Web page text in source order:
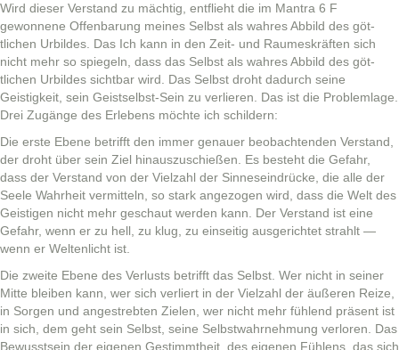
Wird dieser Ver­stand zu mächtig, ent­flieht die im Mantra 6 F
gewonnene Offen­barung meines Selb­st als wahres Abbild des göt­
tlichen Urbildes. Das Ich kann in den Zeit- und Raumeskräften sich
nicht mehr so spiegeln, dass das Selb­st als wahres Abbild des göt­
tlichen Urbildes sicht­bar wird. Das Selb­st dro­ht dadurch seine
Geistigkeit, sein Geist­selb­st-Sein zu ver­lieren. Das ist die Prob­lem­lage.
Drei Zugänge des Erlebens möchte ich schildern:
Die erste Ebene bet­rifft den immer genauer beobach­t­en­den Ver­stand,
der dro­ht über sein Ziel hin­auszuschießen. Es beste­ht die Gefahr,
dass der Ver­stand von der Vielzahl der Sin­ne­sein­drücke, die alle der
Seele Wahrheit ver­mit­teln, so stark ange­zo­gen wird, dass die Welt des
Geisti­gen nicht mehr geschaut wer­den kann. Der Ver­stand ist eine
Gefahr, wenn er zu hell, zu klug, zu ein­seit­ig aus­gerichtet strahlt —
wenn er Wel­tenlicht ist.
Die zweite Ebene des Ver­lusts bet­rifft das Selb­st. Wer nicht in sein­er
Mitte bleiben kann, wer sich ver­liert in der Vielzahl der äußeren Reize,
in Sor­gen und angestrebten Zie­len, wer nicht mehr füh­lend präsent ist
in sich, dem geht sein Selb­st, seine Selb­st­wahrnehmung ver­loren. Das
Bewusst­sein der eige­nen Ges­timmtheit, des eige­nen Füh­lens, das sich